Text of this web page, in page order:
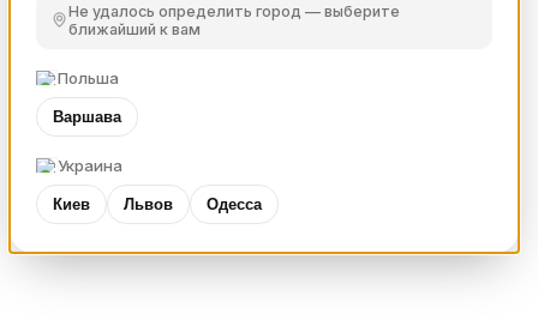
Не удалось определить город — выберите
ближайший к вам
Польша
Варшава
Украина
Киев Львов Одесса